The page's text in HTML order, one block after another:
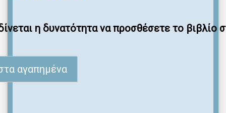
η δυνατότητα να προσθέσετε το βιβλίο
αγαπημένα